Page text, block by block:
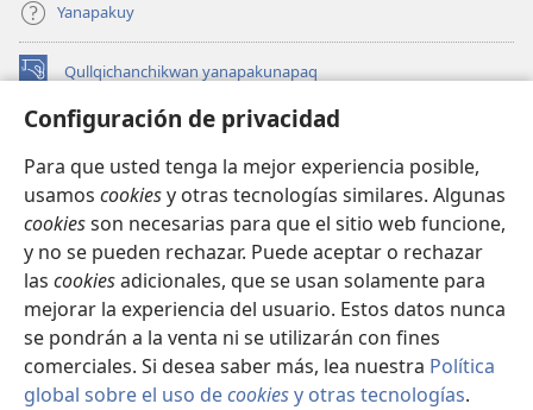
Configuración de privacidad
Para que usted tenga la mejor experiencia posible,
usamos cookiesy otras tecnologías similares. Algunas
cookiesson necesarias para que el sitio web funcione,
y no se pueden rechazar. Puede aceptar o rechazar
las cookiesadicionales, que se usan solamente para
mejorar la experiencia del usuario. Estos datos nunca
se pondrán a la venta ni se utilizarán con fines
comerciales. Si desea saber más, lea nuestra Política
global sobre el uso decookiesy otras tecnologías.
Yanapakuy
Qullqichanchikwan yanapakunapaq
(abre
nueva INTERNETPI QILLQAKUNA Watchtower™
una
nueva
ventana)
JW Hub
(abre
una
nueva
ventana)
JW Library®
Watchtower Library